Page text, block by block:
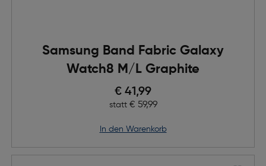
Samsung Band Fabric Galaxy
Watch8 M/L Graphite
Preis nach Rabatts
€ 41,99
statt Ursprünglicher Preis
€ 59,99
in den Warenkorb